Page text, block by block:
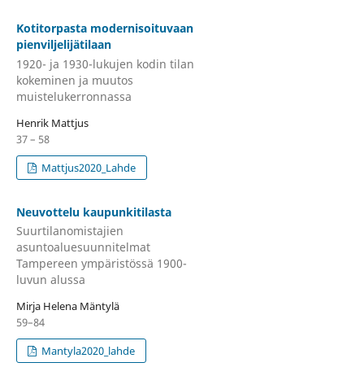
Kotitorpasta modernisoituvaan
pienviljelijätilaan
1920- ja 1930-lukujen kodin tilan
kokeminen ja muutos
muistelukerronnassa
Henrik Mattjus
37 – 58
Mattjus2020_Lahde
Neuvottelu kaupunkitilasta
Suurtilanomistajien
asuntoaluesuunnitelmat
Tampereen ympäristössä 1900-
luvun alussa
Mirja Helena Mäntylä
59–84
Mantyla2020_lahde